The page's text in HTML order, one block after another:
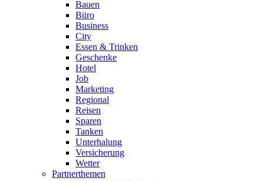
Bauen
Büro
Business
City
Essen & Trinken
Geschenke
Hotel
Job
Marketing
Regional
Reisen
Sparen
Tanken
Unterhalung
Versicherung
Wetter
Partnerthemen